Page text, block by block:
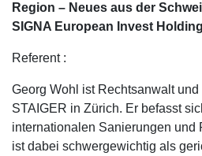
Region – Neues aus der
SIGNA European Invest
Referent :
Georg Wohl ist Rechtsanwalt
STAIGER in Zürich. Er befasst
internationalen Sanierungen und
ist dabei schwergewichtig als